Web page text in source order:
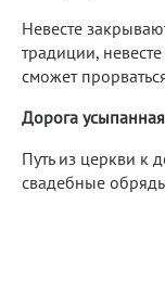
Невесте
традиции,
сможет
Дорога
Путь из церкви к
свадебные